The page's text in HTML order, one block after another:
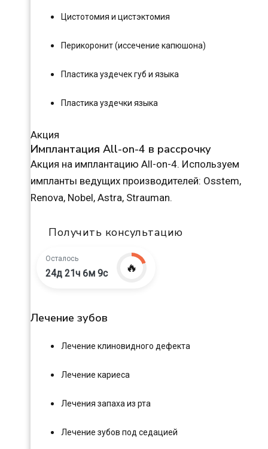
Цистотомия и цистэктомия
Перикоронит (иссечение капюшона)
Пластика уздечек губ и языка
Пластика уздечки языка
Акция
Имплантация All-on-4 в рассрочку
Акция на имплантацию All-on-4. Используем
импланты ведущих производителей: Osstem,
Renova, Nobel, Astra, Strauman.
Получить консультацию
Осталось
24д 21ч 6м 8с 🔥
Лечение зубов
Лечение клиновидного дефекта
Лечение кариеса
Лечения запаха из рта
Лечение зубов под седацией